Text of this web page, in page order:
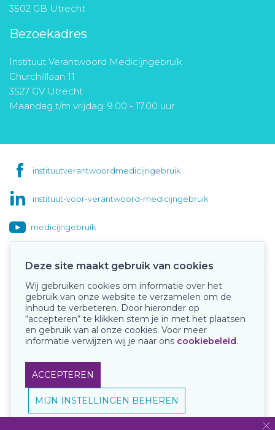
3502 GB Utrecht
Bezoekadres
Instituut Verantwoord Medicijngebruik
Churchilllaan 11
3527 GV Utrecht
Maandag t/m vrijdag: 9.00 - 17.00 uur
instituutverantwoordmedicijngebruik
instituut-voor-verantwoord-medicijngebruik
medicijngebruik
Onze keurmerken
Deze site maakt gebruik van cookies
Wij gebruiken cookies om informatie over het
gebruik van onze website te verzamelen om de
inhoud te verbeteren. Door hieronder op
“accepteren“ te klikken stem je in met het plaatsen
en gebruik van al onze cookies. Voor meer
informatie verwijzen wij je naar ons cookiebeleid.
ACCEPTEREN
MIJN INSTELLINGEN BEHEREN